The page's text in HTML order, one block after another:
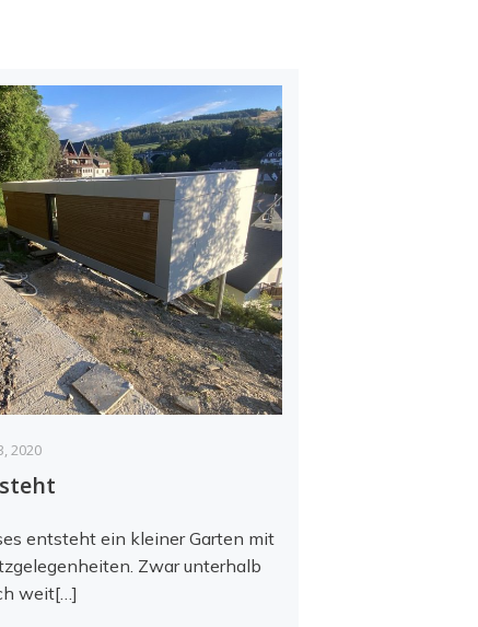
2020
entsteht ein kleiner Garten mit
Zwar unterhalb
weit[…]